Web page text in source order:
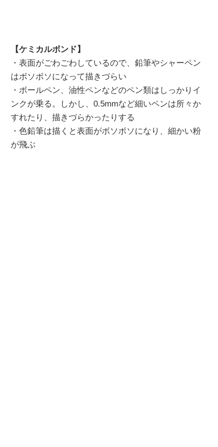
【ケミカルボンド】
・表面がごわごわしているので、鉛筆やシャーペン
はボソボソになって描きづらい
・ボールペン、油性ペンなどのペン類はしっかりイ
ンクが乗る。しかし、0.5mmなど細いペンは所々か
すれたり、描きづらかったりする
・色鉛筆は描くと表面がボソボソになり、細かい粉
が飛ぶ